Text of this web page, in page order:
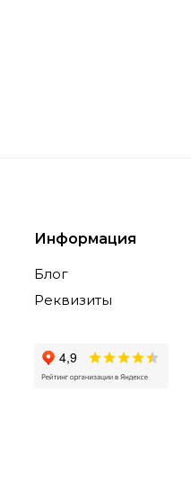
Информация
Блог
Реквизиты